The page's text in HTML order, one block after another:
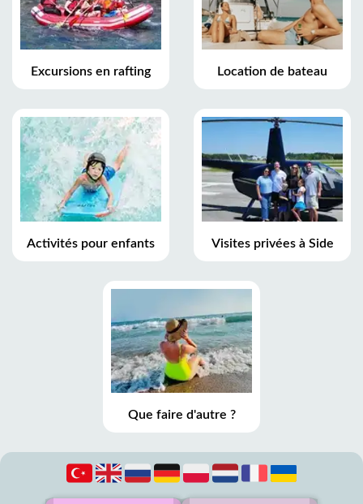
Excursions en rafting Location de bateau
Activités pour enfants Visites privées à Side
Que faire d'autre ?